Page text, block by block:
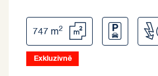
747 m2
Exkluzivně